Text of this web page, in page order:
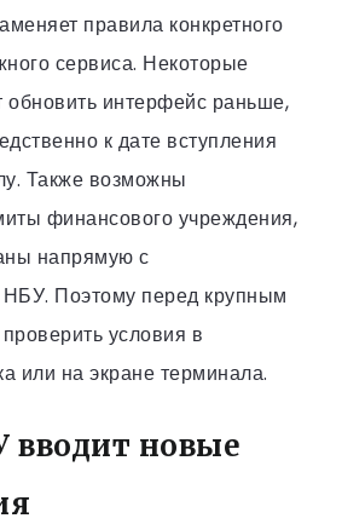
правила конкретного
сервиса. Некоторые
обновить интерфейс раньше,
к дате вступления
Также возможны
финансового учреждения,
напрямую с
Поэтому перед крупным
условия в
или на экране терминала.
вводит новые